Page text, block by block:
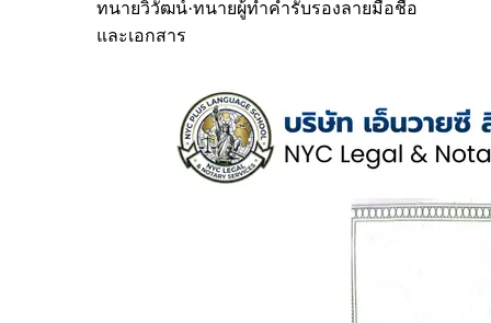
ทนายวิวัฒน์·ทนายผู้ทำคำรับรองลายมือชื่อ
และเอกสาร